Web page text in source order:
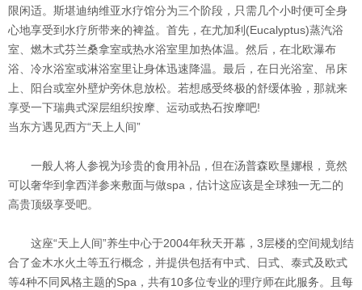
限闲适。斯堪迪纳维亚水疗馆分为三个阶段，只需几个小时便可全身
心地享受到水疗所带来的裨益。首先，在尤加利(Eucalyptus)蒸汽浴
室、燃木式芬兰桑拿室或热水浴室里加热体温。然后，在北欧瀑布
浴、冷水浴室或淋浴室里让身体迅速降温。最后，在日光浴室、吊床
上、阳台或室外壁炉旁休息放松。若想感受终极的舒缓体验，那就来
享受一下瑞典式深层组织按摩、运动或热石按摩吧!
当东方遇见西方“天上人间”
一般人将人参视为珍贵的食用补品，但在汤普森欧垦娜根，竟然
可以奢华到拿西洋参来敷面与做spa，估计这应该是全球独一无二的
高贵顶级享受吧。
这座“天上人间”养生中心于2004年秋天开幕，3层楼的空间规划结
合了金木水火土等五行概念，并提供包括有中式、日式、泰式及欧式
等4种不同风格主题的Spa，共有10多位专业的理疗师在此服务。且每